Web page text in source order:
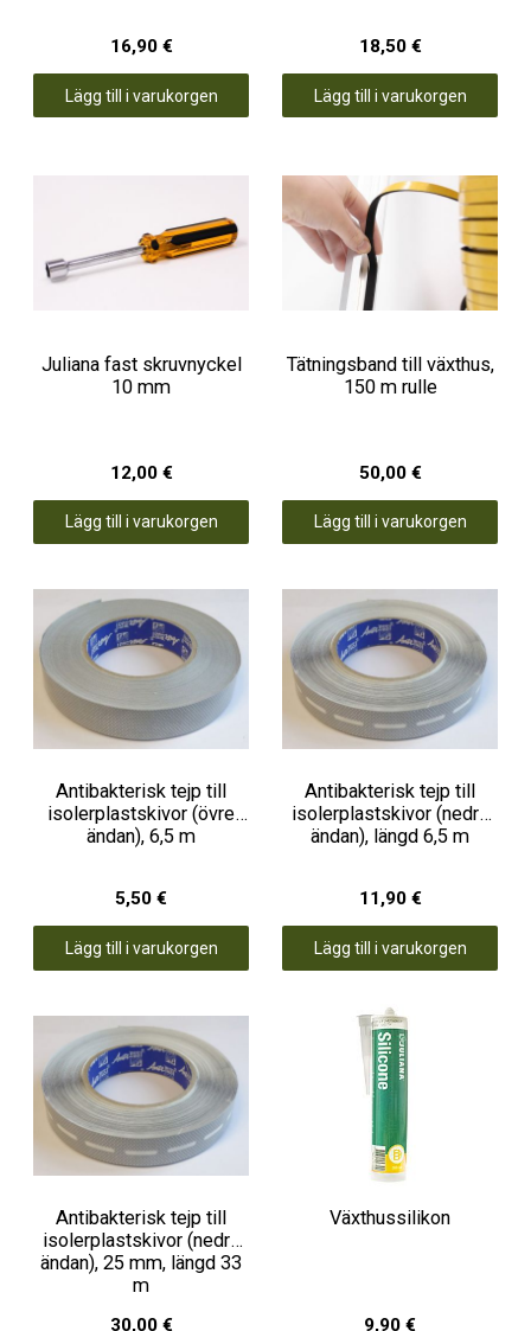
16,90 €
Lägg till i varukorgen
18,50 €
Lägg till i varukorgen
Juliana fast skruvnyckel
10 mm
12,00 €
Lägg till i varukorgen
Tätningsband till växthus,
150 m rulle
50,00 €
Lägg till i varukorgen
Antibakterisk tejp till
isolerplastskivor (övre
ändan), 6,5 m
5,50 €
Lägg till i varukorgen
Antibakterisk tejp till
isolerplastskivor (nedre
ändan), längd 6,5 m
11,90 €
Lägg till i varukorgen
Antibakterisk tejp till
isolerplastskivor (nedre
ändan), 25 mm, längd 33
m
30,00 €
Växthussilikon
9,90 €